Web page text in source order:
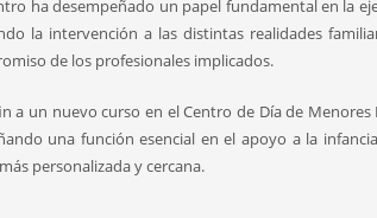
ha desempeñado un papel fundamental en la
la intervención a las distintas realidades
de los profesionales implicados.
a un nuevo curso en el Centro de Día de
una función esencial en el apoyo a la
personalizada y cercana.